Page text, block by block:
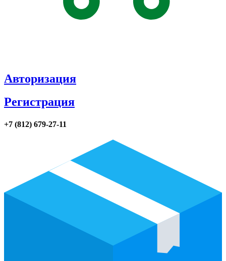
Авторизация
Регистрация
+7 (812) 679-27-11